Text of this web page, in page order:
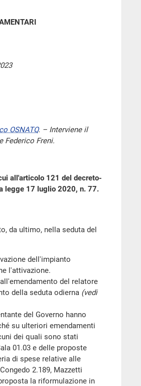
OSNATO. – Interviene il
Federico Freni.
all'articolo 121 del decreto-
legge 17 luglio 2020, n. 77.
da ultimo, nella seduta del
dell'impianto
l'attivazione.
del relatore
della seduta odierna (vedi
del Governo hanno
su ulteriori emendamenti
dei quali sono stati
01.03 e delle proposte
di spese relative alle
2.189, Mazzetti
la riformulazione in